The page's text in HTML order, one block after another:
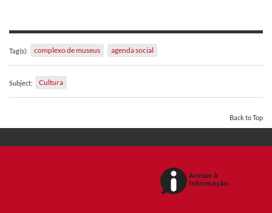
Tag(s): complexo de museus agenda social
Subject: Cultura
Back to Top